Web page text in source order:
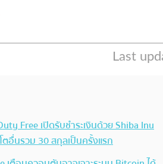
Free เปิดรับชำระเงินด้วย Shiba Inu
ตอื่นรวม 30 สกุลเป็นครั้งแรก